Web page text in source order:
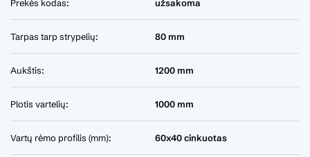
Prekės kodas: užsakoma
Tarpas tarp strypelių: 80 mm
Aukštis: 1200 mm
Plotis vartelių: 1000 mm
Vartų rėmo profilis (mm): 60x40 cinkuotas